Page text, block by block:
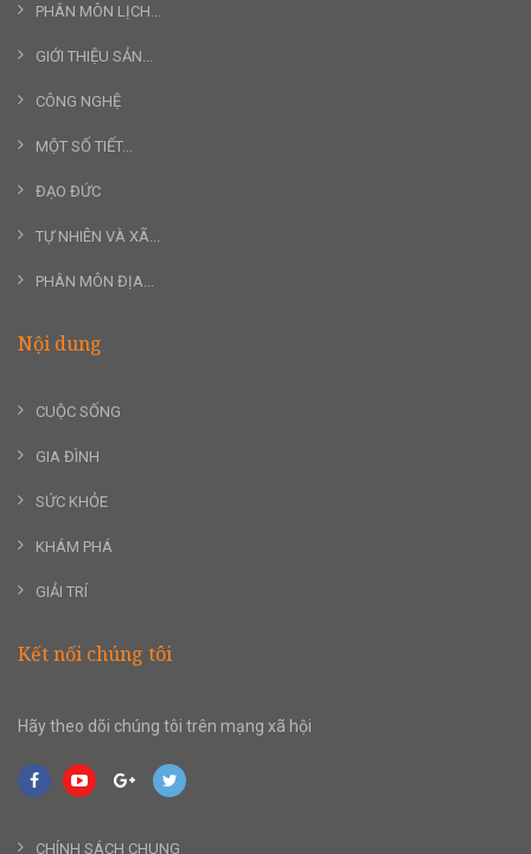
PHÂN MÔN LỊCH...
GIỚI THIỆU SẢN...
CÔNG NGHỆ
MỘT SỐ TIẾT...
ĐẠO ĐỨC
TỰ NHIÊN VÀ XÃ...
PHÂN MÔN ĐỊA...
Nội dung
CUỘC SỐNG
GIA ĐÌNH
SỨC KHỎE
KHÁM PHÁ
GIẢI TRÍ
Kết nối chúng tôi
Hãy theo dõi chúng tôi trên mạng xã hội
CHÍNH SÁCH CHUNG